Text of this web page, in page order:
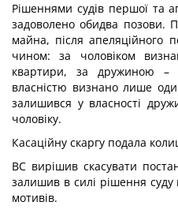
Рішеннями судів першої та
задоволено обидва позови.
майна, після апеляційного
чином: за чоловіком
квартири, за дружиною –
власністю визнано лише
залишився у власності
чоловіку.
Касаційну скаргу подала
ВС вирішив скасувати
залишив в силі рішення суду
мотивів.